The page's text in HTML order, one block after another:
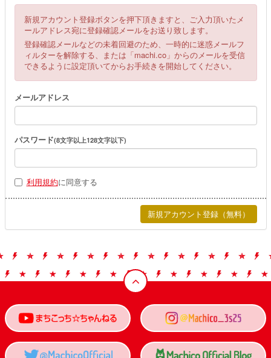
新規アカウント登録ボタンを押下頂きますと、ご入力頂いたメ
ールアドレス宛に登録確認メールをお送り致します。
登録確認メールなどの未着回避のため、一時的に迷惑メールフ
ィルターを解除する、または「machi.co」からのメールを受信
できるように設定頂いてからお手続きを開始してください。
メールアドレス
パスワード(8文字以上128文字以下)
利用規約に同意する